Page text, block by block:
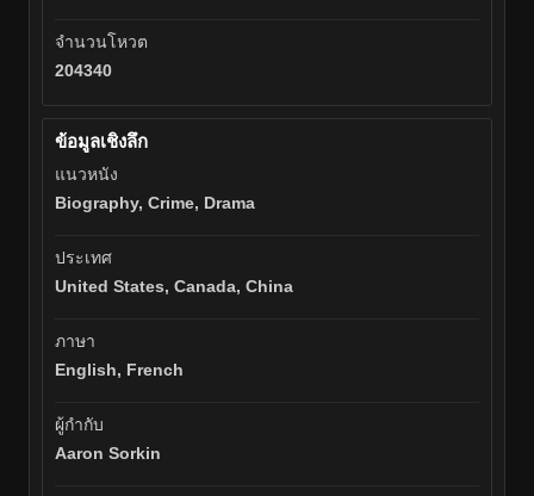
จำนวนโหวต
204340
ข้อมูลเชิงลึก
แนวหนัง
Biography, Crime, Drama
ประเทศ
United States, Canada, China
ภาษา
English, French
ผู้กำกับ
Aaron Sorkin